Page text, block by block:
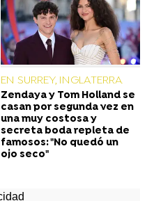
EN SURREY, INGLATERRA
Zendaya y Tom Holland se
casan por segunda vez en
una muy costosa y
secreta boda repleta de
famosos: "No quedó un
ojo seco"